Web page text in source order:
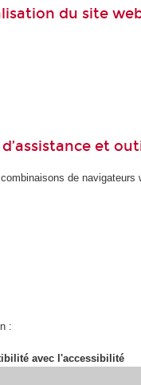
du site
et
de navigateurs
:
avec l'accessibilité